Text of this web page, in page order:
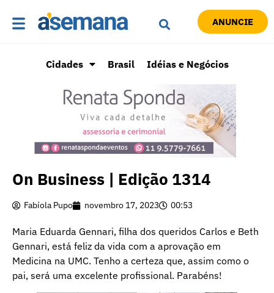
ANUNCIE
Cidades Brasil Idéias e Negócios
On Business | Edição 1314
Fabíola Pupo novembro 17, 2023 00:53
Maria Eduarda Gennari, filha dos queridos Carlos e Beth
Gennari, está feliz da vida com a aprovação em
Medicina na UMC. Tenho a certeza que, assim como o
pai, será uma excelente profissional. Parabéns!